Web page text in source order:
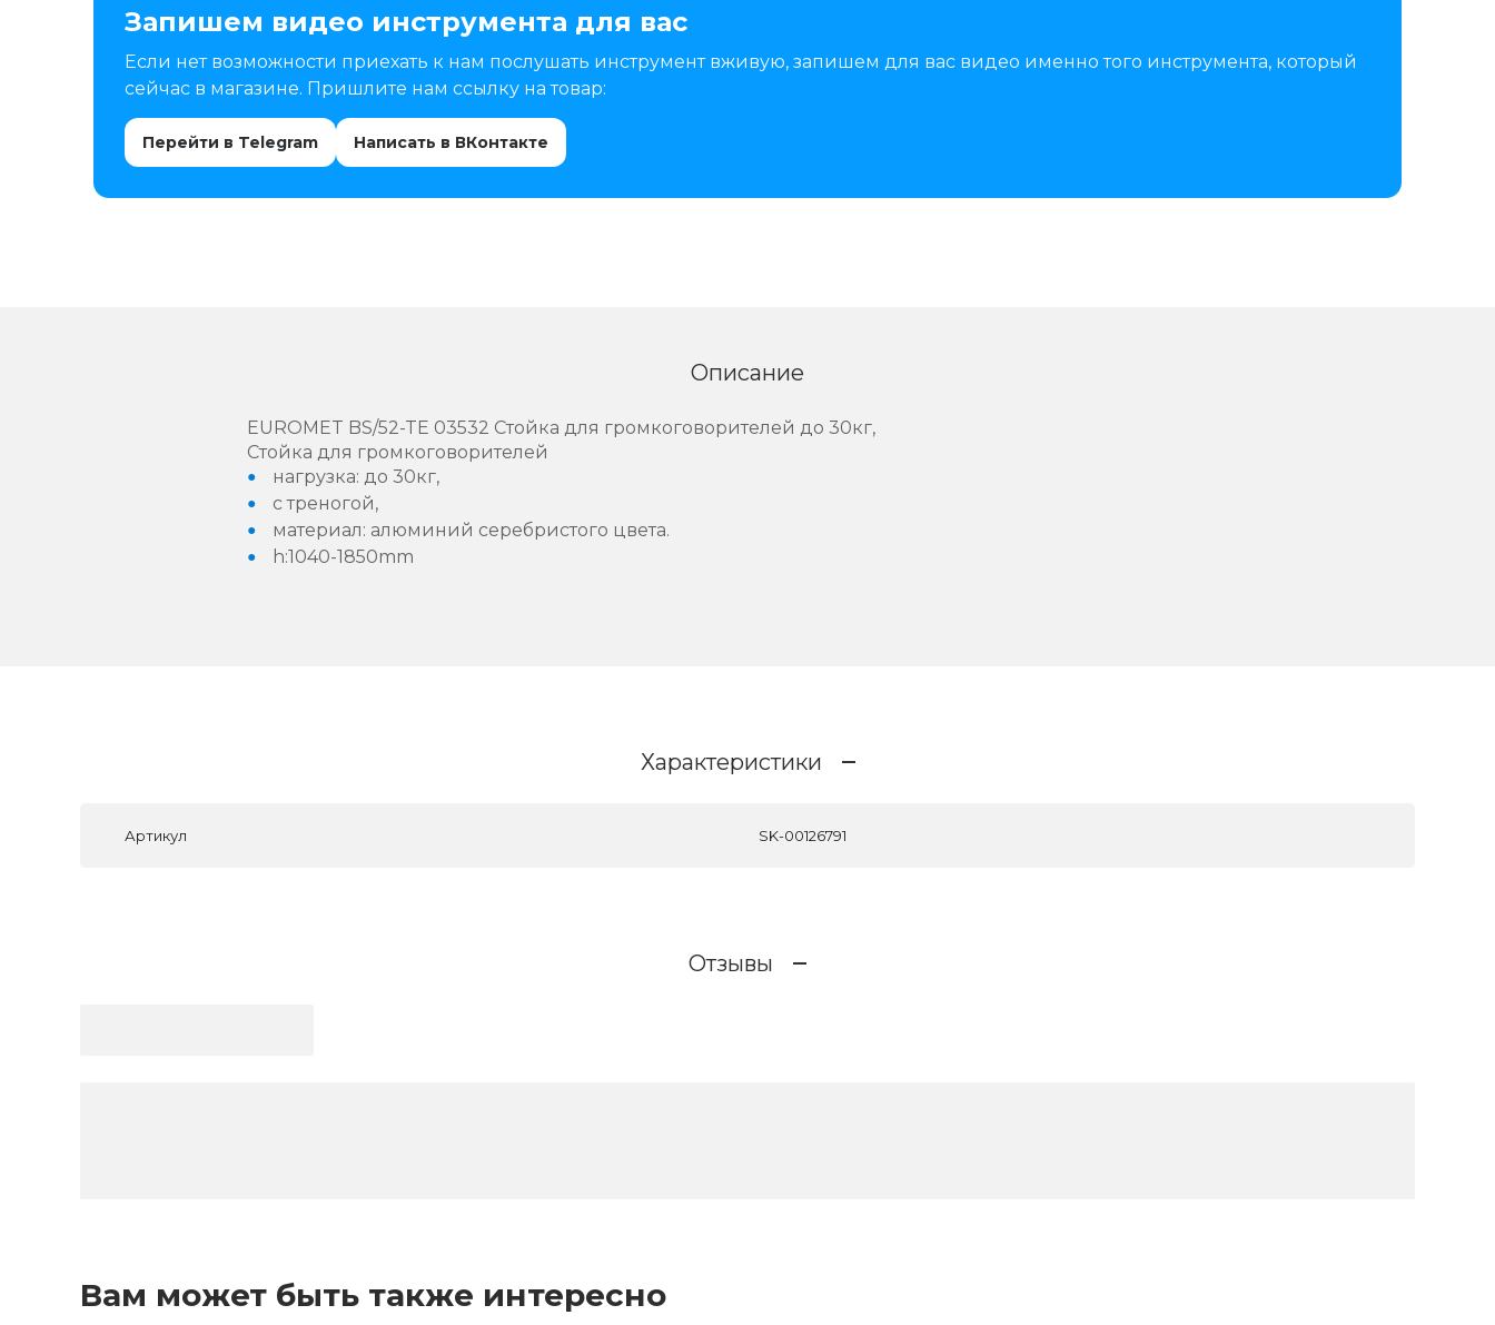
Запишем видео инструмента для вас
Если нет возможности приехать к нам послушать инструмент вживую, запишем для вас видео именно того инструмента, который
сейчас в магазине. Пришлите нам ссылку на товар:
Перейти в Telegram Написать в ВКонтакте
Описание
EUROMET BS/52-TE 03532 Стойка для громкоговорителей до 30кг,
Стойка для громкоговорителей
нагрузка: до 30кг,
с треногой,
материал: алюминий серебристого цвета.
h:1040-1850mm
Характеристики
Артикул SK-00126791
Отзывы
Вам может быть также интересно